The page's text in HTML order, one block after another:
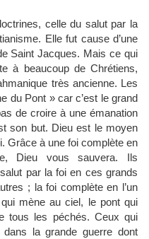
celle du salut par la
Elle fut cause d’une
Saint Jacques. Mais ce qui
à beaucoup de Chrétiens,
très ancienne. Les
du Pont » car c’est le grand
de croire à une émanation
son but. Dieu est le moyen
Grâce à une foi complète en
Dieu vous sauvera. Ils
par la foi en ces grands
; la foi complète en l’un
mène au ciel, le pont qui
tous les péchés. Ceux qui
la grande guerre dont